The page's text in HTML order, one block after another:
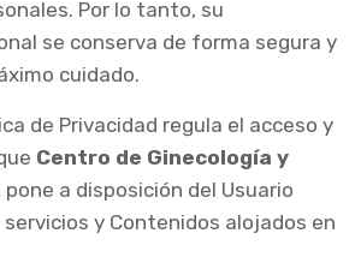
Por lo tanto, su
se conserva de forma segura y
cuidado.
de Privacidad regula el acceso y
Centro de Ginecología y
pone a disposición del Usuario
y Contenidos alojados en